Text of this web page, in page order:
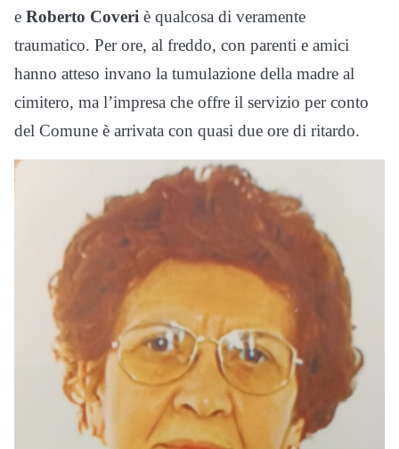
e Roberto Coveri è qualcosa di veramente
traumatico. Per ore, al freddo, con parenti e amici
hanno atteso invano la tumulazione della madre al
cimitero, ma l’impresa che offre il servizio per conto
del Comune è arrivata con quasi due ore di ritardo.